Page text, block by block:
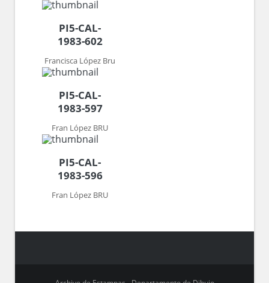
PI5-CAL-
1983-602
Francisca López Bru
PI5-CAL-
1983-597
Fran López BRU
PI5-CAL-
1983-596
Fran López BRU